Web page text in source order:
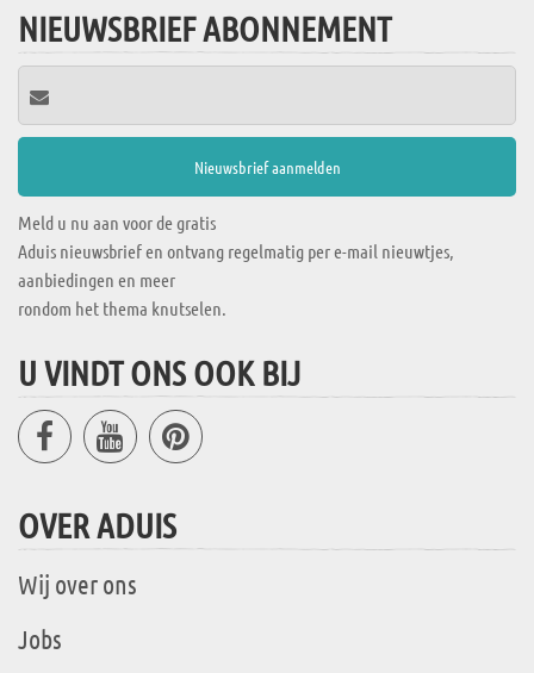
NIEUWSBRIEF ABONNEMENT
Meld u nu aan voor de gratis
Aduis nieuwsbrief en ontvang regelmatig per e-mail nieuwtjes,
aanbiedingen en meer
rondom het thema knutselen.
U VINDT ONS OOK BIJ
OVER ADUIS
Wij over ons
Jobs